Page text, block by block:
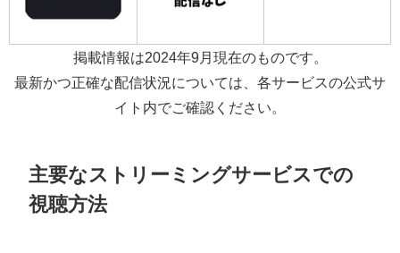
掲載情報は2024年9月現在のものです。
最新かつ正確な配信状況については、各サービスの公式サ
イト内でご確認ください。
主要なストリーミングサービスでの
視聴方法